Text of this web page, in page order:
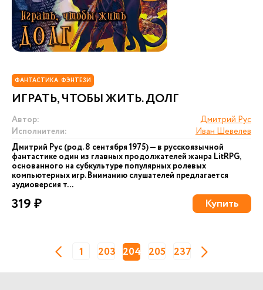
ФАНТАСТИКА. ФЭНТЕЗИ
ИГРАТЬ, ЧТОБЫ ЖИТЬ. ДОЛГ
Автор:
Дмитрий Рус
Исполнители:
Иван Шевелев
Дмитрий Рус (род. 8 сентября 1975) — в русскоязычной
фантастике один из главных продолжателей жанра LitRPG,
основанного на субкультуре популярных ролевых
компьютерных игр. Вниманию слушателей предлагается
аудиоверсия т...
319 ₽ Купить
1 203 204 205 237